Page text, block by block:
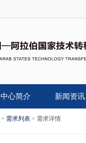
中心简介 新闻资讯
> 需求列表 > 需求详情